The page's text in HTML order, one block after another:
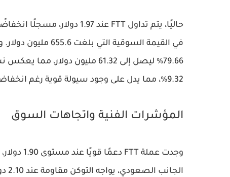
حاليًا، يتم تداول FTT عند 1.97 دولار ، مسجلًا
في القيمة السوقية التي بلغت 655.6 مليون دولار
.
79.66%
ليصل إلى 61.32 مليون دولار
، مما يعكس
9.32%
، مما يدل على وجود سيولة قوية رغم
المؤشرات الفنية واتجاهات السوق
وجدت عملة FTT دعمًا قويًا عند مستوى 1.90 دولار
الجانب الصعودي، يواجه التوكن مقاومة عند 2.10 دولار